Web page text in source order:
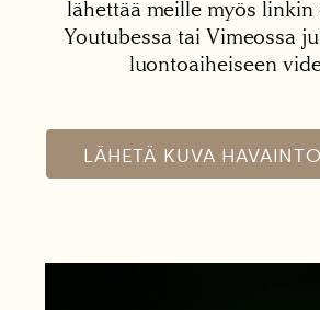
lähettää meille myös linkin
Youtubessa tai Vimeossa
luontoaiheiseen
LÄHETÄ KUVA